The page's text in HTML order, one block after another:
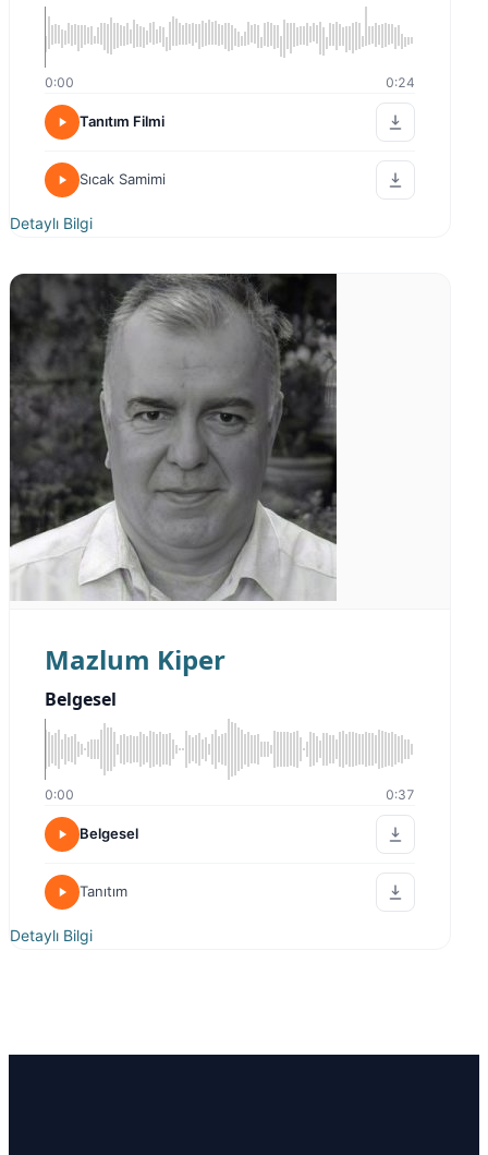
0:00 0:24
Tanıtım Filmi
Sıcak Samimi
Detaylı Bilgi
Mazlum Kiper
Belgesel
0:00 0:37
Belgesel
Tanıtım
Detaylı Bilgi